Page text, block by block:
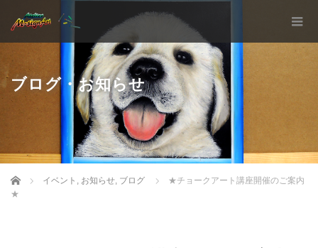
ブログ・お知らせ
Home イベント , お知らせ, ブログ
★チョークアート講座開催のご案内
★